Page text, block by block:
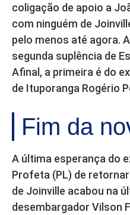
coligação de apoio a
com ninguém de
pelo menos até agora.
segunda suplência de
Afinal, a primeira é do
de Ituporanga Rogério
Fim da
A última esperança do
Profeta (PL) de
de Joinville acabou na
desembargador Vilson